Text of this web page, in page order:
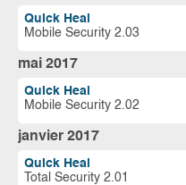
Quick Heal
Mobile Security 2.03
mai 2017
Quick Heal
Mobile Security 2.02
janvier 2017
Quick Heal
Total Security 2.01